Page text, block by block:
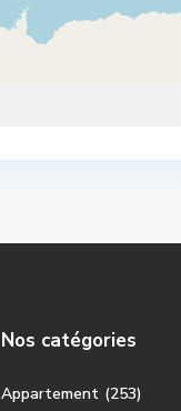
Nos catégories
Appartement (253)